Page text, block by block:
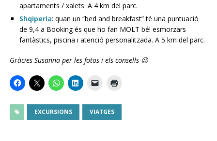
apartaments / xalets. A 4 km del parc.
Shqiperia: quan un “bed and breakfast” té una puntuació
de 9,4 a Booking és que ho fan MOLT bé! esmorzars
fantàstics, piscina i atenció personalitzada. A 5 km del parc.
Gràcies Susanna per les fotos i els consells 😉
EXCURSIONS VIATGES